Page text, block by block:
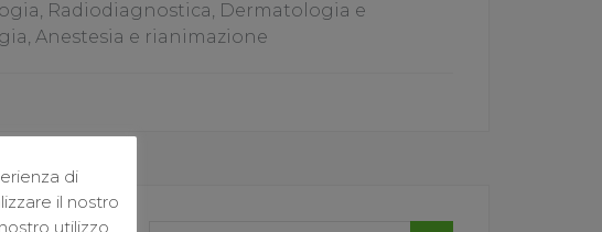
Radiodiagnostica, Dermatologia e
Anestesia e rianimazione
di
il nostro
utilizzo